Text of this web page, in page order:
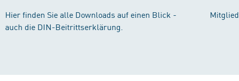
Hier finden Sie alle Downloads auf einen Blick -
auch die DIN-Beitrittserklärung.